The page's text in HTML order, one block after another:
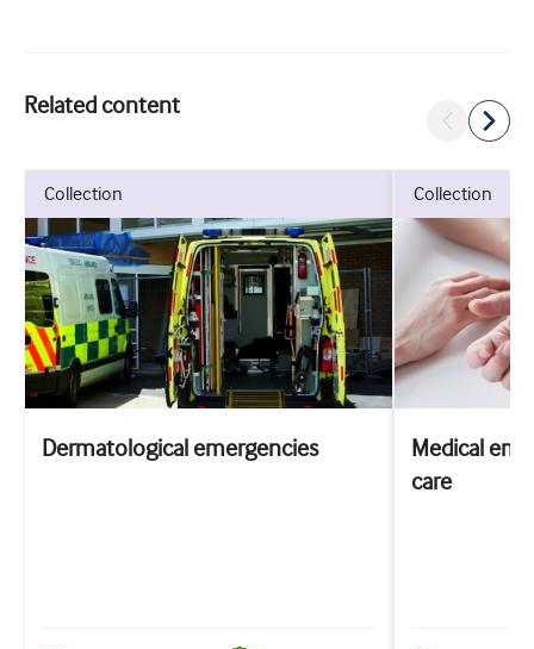
Related content
collection
Dermatological emergencies
collection
Medical
care